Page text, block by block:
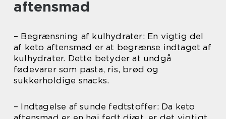
aftensmad
– Begrænsning af kulhydrater: En vigtig del
af keto aftensmad er at begrænse indtaget af
kulhydrater. Dette betyder at undgå
fødevarer som pasta, ris, brød og
sukkerholdige snacks.
– Indtagelse af sunde fedtstoffer: Da keto